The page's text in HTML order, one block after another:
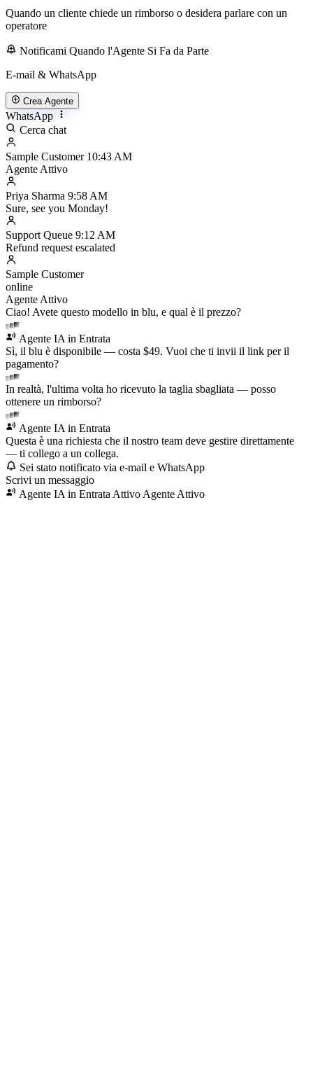
Quando un cliente chiede un rimborso o desidera parlare con un
operatore
Notificami Quando l'Agente Si Fa da Parte
E-mail & WhatsApp
Crea Agente
WhatsApp
Cerca chat
Sample Customer 10:43 AM
Agente Attivo
Priya Sharma 9:58 AM
Sure, see you Monday!
Support Queue 9:12 AM
Refund request escalated
Sample Customer
online
Agente Attivo
Ciao! Avete questo modello in blu, e qual è il prezzo?
Agente IA in Entrata
Sì, il blu è disponibile — costa $49. Vuoi che ti invii il link per il
pagamento?
In realtà, l'ultima volta ho ricevuto la taglia sbagliata — posso
ottenere un rimborso?
Agente IA in Entrata
Questa è una richiesta che il nostro team deve gestire direttamente
— ti collego a un collega.
Sei stato notificato via e-mail e WhatsApp
Scrivi un messaggio
Agente IA in Entrata Attivo Agente Attivo